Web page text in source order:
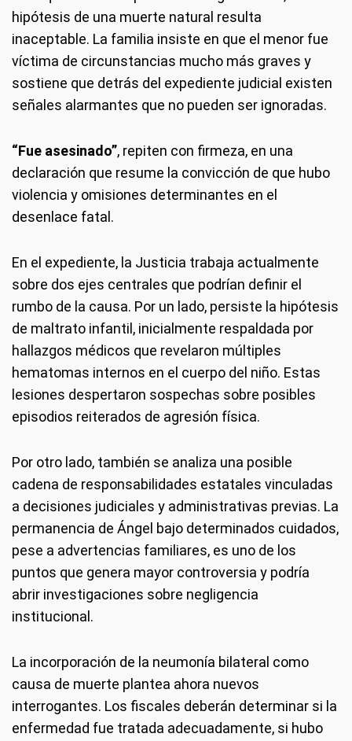
hipótesis de una muerte natural resulta
inaceptable. La familia insiste en que el menor fue
víctima de circunstancias mucho más graves y
sostiene que detrás del expediente judicial existen
señales alarmantes que no pueden ser ignoradas.
“Fue asesinado”, repiten con firmeza, en una
declaración que resume la convicción de que hubo
violencia y omisiones determinantes en el
desenlace fatal.
En el expediente, la Justicia trabaja actualmente
sobre dos ejes centrales que podrían definir el
rumbo de la causa. Por un lado, persiste la hipótesis
de maltrato infantil, inicialmente respaldada por
hallazgos médicos que revelaron múltiples
hematomas internos en el cuerpo del niño. Estas
lesiones despertaron sospechas sobre posibles
episodios reiterados de agresión física.
Por otro lado, también se analiza una posible
cadena de responsabilidades estatales vinculadas
a decisiones judiciales y administrativas previas. La
permanencia de Ángel bajo determinados cuidados,
pese a advertencias familiares, es uno de los
puntos que genera mayor controversia y podría
abrir investigaciones sobre negligencia
institucional.
La incorporación de la neumonía bilateral como
causa de muerte plantea ahora nuevos
interrogantes. Los fiscales deberán determinar si la
enfermedad fue tratada adecuadamente, si hubo